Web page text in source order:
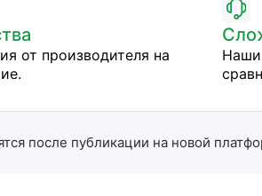
от производителя на
Наши
после публикации на новой